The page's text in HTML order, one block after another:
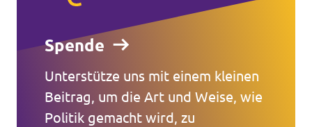
Spende
Unterstütze uns mit einem kleinen
Beitrag, um die Art und Weise, wie
Politik gemacht wird, zu